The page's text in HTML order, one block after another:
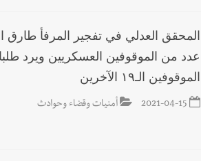
المحقق العدلي في تفجير المرفأ طارق
عدد من الموقوفين العسكريين ويرد
الموقوفين الـ١٩ الآخرين
2021-04-15 أمنيات وقضاء وحوادث